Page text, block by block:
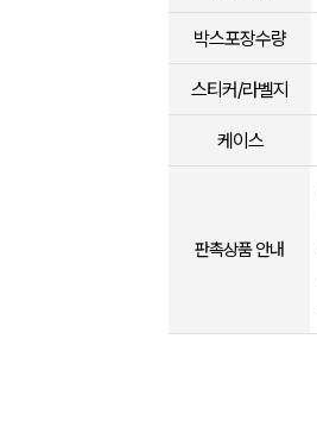
박스포장수량
스티커/라벨지
케이스
판촉상품 안내